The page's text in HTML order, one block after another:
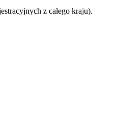
z całego kraju).